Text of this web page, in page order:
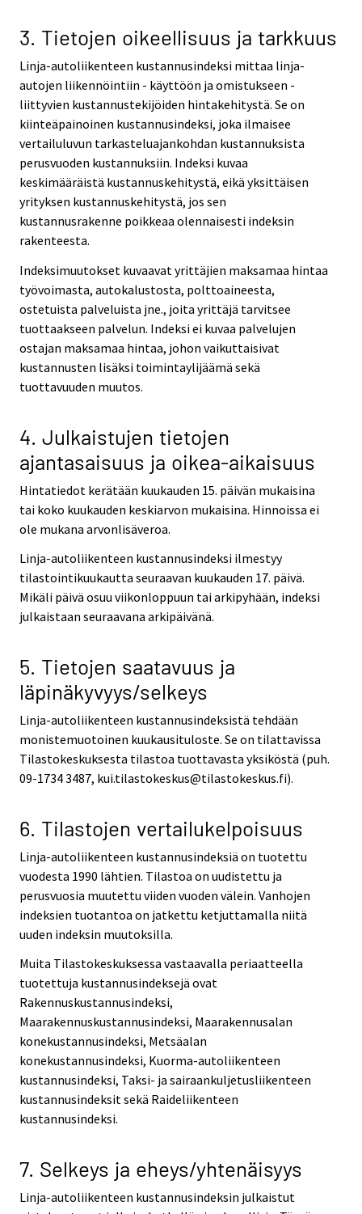
3. Tietojen oikeellisuus ja tarkkuus
Linja-autoliikenteen kustannusindeksi mittaa linja-
autojen liikennöintiin - käyttöön ja omistukseen -
liittyvien kustannustekijöiden hintakehitystä. Se on
kiinteäpainoinen kustannusindeksi, joka ilmaisee
vertailuluvun tarkasteluajankohdan kustannuksista
perusvuoden kustannuksiin. Indeksi kuvaa
keskimääräistä kustannuskehitystä, eikä yksittäisen
yrityksen kustannuskehitystä, jos sen
kustannusrakenne poikkeaa olennaisesti indeksin
rakenteesta.
Indeksimuutokset kuvaavat yrittäjien maksamaa hintaa
työvoimasta, autokalustosta, polttoaineesta,
ostetuista palveluista jne., joita yrittäjä tarvitsee
tuottaakseen palvelun. Indeksi ei kuvaa palvelujen
ostajan maksamaa hintaa, johon vaikuttaisivat
kustannusten lisäksi toimintaylijäämä sekä
tuottavuuden muutos.
4. Julkaistujen tietojen
ajantasaisuus ja oikea-aikaisuus
Hintatiedot kerätään kuukauden 15. päivän mukaisina
tai koko kuukauden keskiarvon mukaisina. Hinnoissa ei
ole mukana arvonlisäveroa.
Linja-autoliikenteen kustannusindeksi ilmestyy
tilastointikuukautta seuraavan kuukauden 17. päivä.
Mikäli päivä osuu viikonloppuun tai arkipyhään, indeksi
julkaistaan seuraavana arkipäivänä.
5. Tietojen saatavuus ja
läpinäkyvyys/selkeys
Linja-autoliikenteen kustannusindeksistä tehdään
monistemuotoinen kuukausituloste. Se on tilattavissa
Tilastokeskuksesta tilastoa tuottavasta yksiköstä (puh.
09-1734 3487, kui.tilastokeskus@tilastokeskus.fi).
6. Tilastojen vertailukelpoisuus
Linja-autoliikenteen kustannusindeksiä on tuotettu
vuodesta 1990 lähtien. Tilastoa on uudistettu ja
perusvuosia muutettu viiden vuoden välein. Vanhojen
indeksien tuotantoa on jatkettu ketjuttamalla niitä
uuden indeksin muutoksilla.
Muita Tilastokeskuksessa vastaavalla periaatteella
tuotettuja kustannusindeksejä ovat
Rakennuskustannusindeksi,
Maarakennuskustannusindeksi, Maarakennusalan
konekustannusindeksi, Metsäalan
konekustannusindeksi, Kuorma-autoliikenteen
kustannusindeksi, Taksi- ja sairaankuljetusliikenteen
kustannusindeksit sekä Raideliikenteen
kustannusindeksi.
7. Selkeys ja eheys/yhtenäisyys
Linja-autoliikenteen kustannusindeksin julkaistut